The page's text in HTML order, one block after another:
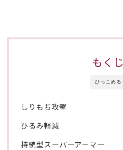
ひっこめる
もくじ
しりもち攻撃
ひるみ軽減
持続型スーパーアーマー